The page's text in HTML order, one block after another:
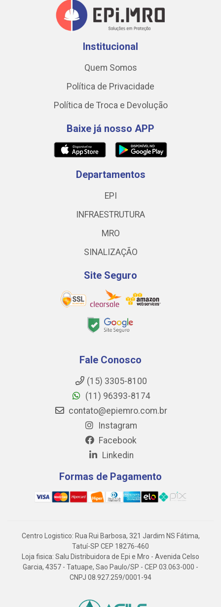
Institucional
Quem Somos
Política de Privacidade
Política de Troca e Devolução
Baixe já nosso APP
Departamentos
EPI
INFRAESTRUTURA
MRO
SINALIZAÇÃO
Site Seguro
Fale Conosco
(15) 3305-8100
(11) 96393-8174
contato@epiemro.com.br
Instagram
Facebook
Linkedin
Formas de Pagamento
Centro Logistico: Rua Rui Barbosa, 321 Jardim NS Fátima,
Tatuí-SP CEP 18276-460
Loja fisica: Salu Distribuidora de Epi e Mro - Avenida Celso
Garcia, 4357 - Tatuape, Sao Paulo/SP - CEP 03.063-000 -
CNPJ 08.927.259/0001-94